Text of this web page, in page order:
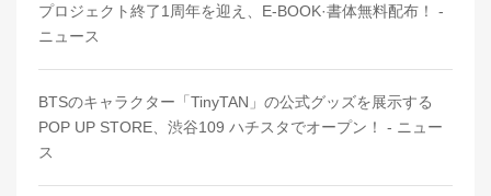
プロジェクト終了1周年を迎え、E-BOOK·書体無料配布！ -
ニュース
BTSのキャラクター「TinyTAN」の公式グッズを展示する
POP UP STORE、渋谷109 ハチスタでオープン！ - ニュー
ス